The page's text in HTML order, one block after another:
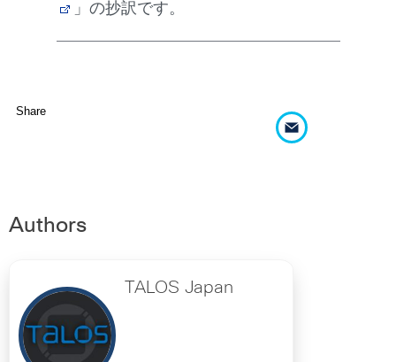
」の抄訳です。
Share
Authors
TALOS Japan